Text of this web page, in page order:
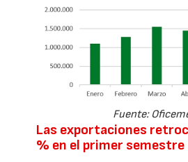
Fuente:
Las exportaciones
% en el primer semestre